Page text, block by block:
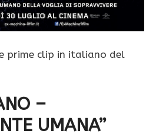
prime clip in italiano del
–
UMANA”